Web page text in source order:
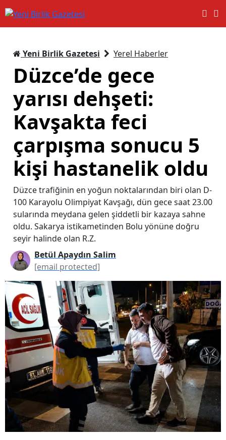
Yeni Birlik Gazetesi Yerel Haberler
Düzce’de gece
yarısı dehşeti:
Kavşakta feci
çarpışma sonucu 5
kişi hastanelik oldu
Düzce trafiğinin en yoğun noktalarından biri olan D-
100 Karayolu Olimpiyat Kavşağı, dün gece saat 23.00
sularında meydana gelen şiddetli bir kazaya sahne
oldu. Sakarya istikametinden Bolu yönüne doğru
seyir halinde olan R.Z.
Betül Apaydın Salim
[email protected]